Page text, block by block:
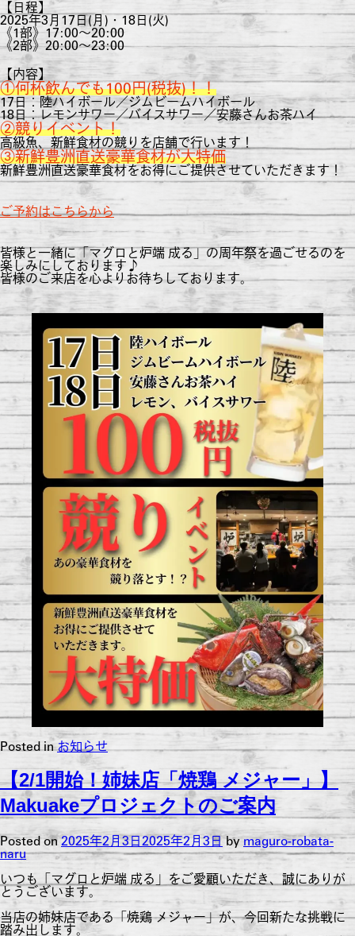
【日程】
2025年3月17日(月)・18日(火)
《1部》17:00～20:00
《2部》20:00～23:00
【内容】
①何杯飲んでも100円(税抜)！！
17日：陸ハイボール／ジムビームハイボール
18日：レモンサワー／バイスサワー／安藤さんお茶ハイ
②競りイベント！
高級魚、新鮮食材の競りを店舗で行います！
③新鮮豊洲直送豪華食材が大特価
新鮮豊洲直送豪華食材をお得にご提供させていただきます！
ご予約はこちらから
皆様と一緒に「マグロと炉端 成る」の周年祭を過ごせるのを
楽しみにしております♪
皆様のご来店を心よりお待ちしております。
Posted inお知らせ
【2/1開始！姉妹店「焼鶏 メジャー」】
Makuakeプロジェクトのご案内
Posted on2025年2月3日2025年2月3日by maguro-robata-
naru
いつも「マグロと炉端 成る」をご愛顧いただき、誠にありが
とうございます。
当店の姉妹店である「焼鶏 メジャー」が、今回新たな挑戦に
踏み出します。